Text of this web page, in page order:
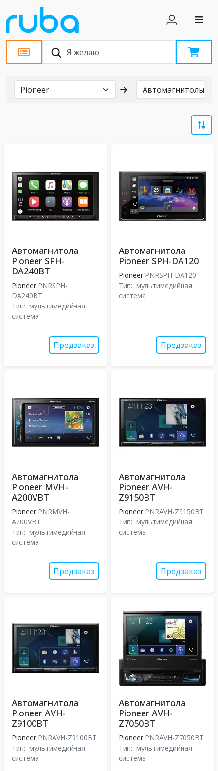
Бренды
Автомагнитола
Pioneer SPH-
DA240BT
Pioneer PNRSPH-
DA240BT
Тип: мультимедийная
система
Предзаказ
Автомагнитола
Pioneer SPH-DA120
Pioneer PNRSPH-DA120
Тип: мультимедийная
система
Предзаказ
Автомагнитола
Pioneer MVH-
A200VBT
Pioneer PNRMVH-
A200VBT
Тип: мультимедийная
система
Предзаказ
Автомагнитола
Pioneer AVH-
Z9150BT
Pioneer PNRAVH-Z9150BT
Тип: мультимедийная
система
Предзаказ
Автомагнитола
Pioneer AVH-
Z9100BT
Pioneer PNRAVH-Z9100BT
Тип: мультимедийная
система
Автомагнитола
Pioneer AVH-
Z7050BT
Pioneer PNRAVH-Z7050BT
Тип: мультимедийная
система